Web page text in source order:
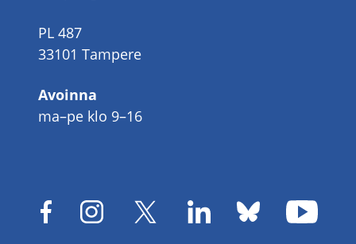
PL 487
33101 Tampere
Avoinna
ma–pe klo 9–16